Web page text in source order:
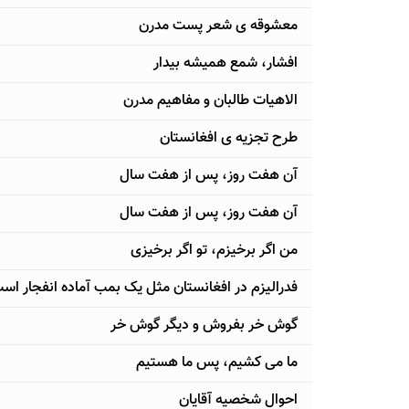
معشوقه ی شعر پست مدرن
افشار، شمع همیشه بیدار
الاهیات طالبان و مفاهیم مدرن
طرح تجزیه ی افغانستان
آن هفت روز، پس از هفت سال
آن هفت روز، پس از هفت سال
من اگر برخیزم، تو اگر برخیزی
فدرالیزم در افغانستان مثل یک بمب آماده انفجار
گوش خر بفروش و دیگر گوش خر
ما می کشیم، پس ما هستیم
احوال شخصیه آقایان